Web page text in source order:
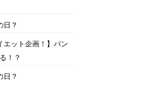
日？
エット企画！】パン
！？
日？